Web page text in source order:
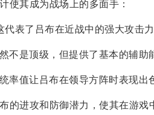
使其成为战场上的多面手：
代表了吕布在近战中的强大攻击力
不是顶级，但提供了基本的辅助
率值让吕布在领导方阵时表现出
的进攻和防御潜力，使其在游戏